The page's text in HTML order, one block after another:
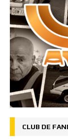
CLUB DE